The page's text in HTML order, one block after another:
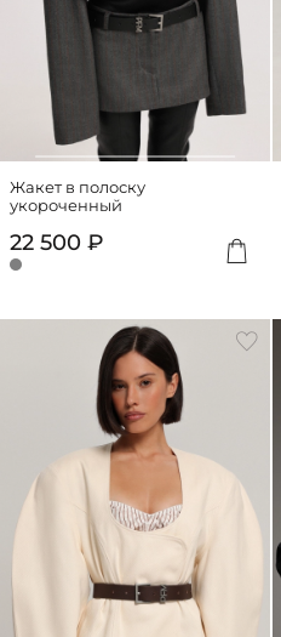
Жакет в полоску
укороченный
22 500 ₽